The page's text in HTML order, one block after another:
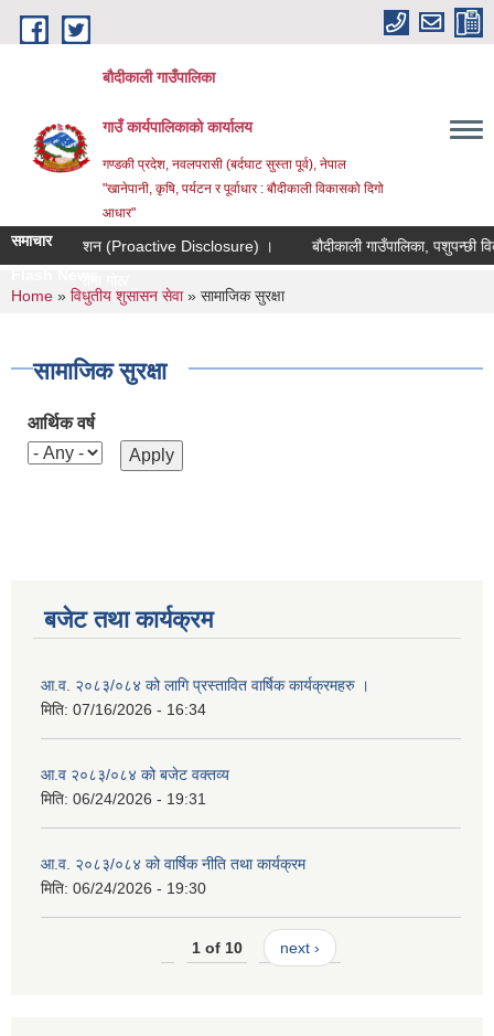
Skip to main content
बौदीकाली गाउँपालिका
गाउँ कार्यपालिकाको कार्यालय
गण्डकी प्रदेश, नवलपरासी (बर्दघाट सुस्ता पूर्व), नेपाल
"खानेपानी, कृषि, पर्यटन र पूर्वाधार : बौदीकाली विकासको दिगो
आधार"
समाचारप्रकाशन (Proactive Disclosure) ।
बौदीकाली गाउँपालिका, पशुपन्छी
You are here
Home » विधुतीय शुसासन सेवा» सामाजिक सुरक्षा
सामाजिक सुरक्षा
आर्थिक वर्ष
बजेट तथा कार्यक्रम
आ.व. २०८३/०८४ को लागि प्रस्तावित वार्षिक कार्यक्रमहरु ।
मिति: 07/16/2026 - 16:34
आ.व २०८३/०८४ को बजेट वक्तव्य
मिति: 06/24/2026 - 19:31
आ.व. २०८३/०८४ को वार्षिक नीति तथा कार्यक्रम
मिति: 06/24/2026 - 19:30
1 of 10 next ›